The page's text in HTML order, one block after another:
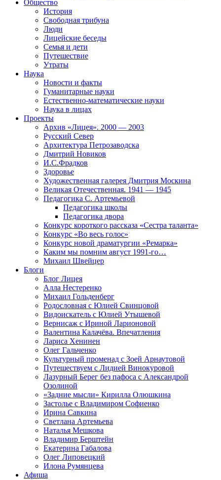
Общество
История
Свободная трибуна
Люди
Лицейские беседы
Семья и дети
Путешествие
Утраты
Наука
Новости и факты
Гуманитарные науки
Естественно-математические науки
Наука в лицах
Проекты
Архив «Лицея». 2000 — 2003
Русский Север
Архитектура Петрозаводска
Дмитрий Новиков
И.С.Фрадков
Здоровье
Художественная галерея Дмитрия Москина
Великая Отечественная. 1941 — 1945
Педагогика С. Артемьевой
Педагогика школы
Педагогика двора
Конкурс короткого рассказа «Сестра таланта»
Конкурс «Во весь голос»
Конкурс новой драматургии «Ремарка»
Каким мы помним август 1991-го…
Михаил Швейцер
Блоги
Блог Лицея
Алла Нестеренко
Михаил Гольденберг
Родословная с Юлией Свинцовой
Видоискатель с Юлией Утышевой
Вернисаж с Ириной Ларионовой
Валентина Калачёва. Впечатления
Лариса Хенинен
Олег Гальченко
Культурный променад с Зоей Арнаутовой
Путешествуем с Лидией Винокуровой
Лазурный Берег без пафоса с Александрой
Озолиной
«Задние мысли» Кирилла Олюшкина
Застолье с Владимиром Софиенко
Ирина Савкина
Светлана Артемьева
Наталья Мешкова
Владимир Берштейн
Екатерина Габалова
Олег Липовецкий
Илона Румянцева
Афиша